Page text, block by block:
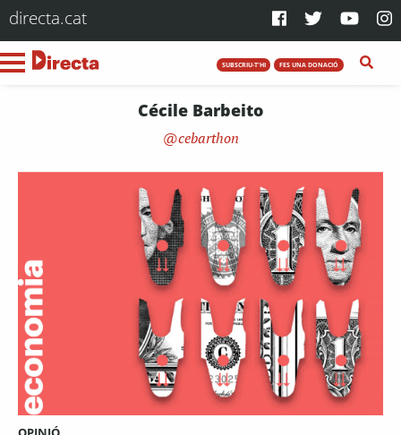
directa.cat
SUBSCRIU-T'HI FES UNA DONACIÓ
Cécile Barbeito
cebarthon